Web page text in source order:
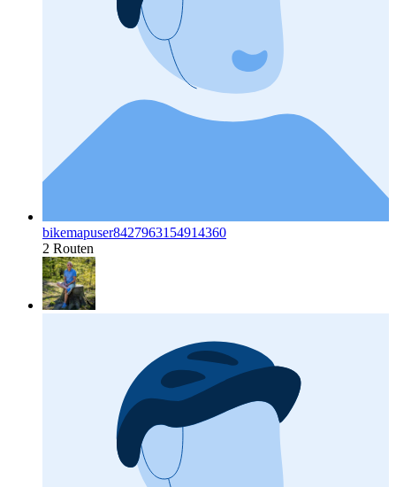
bikemapuser8427963154914360
2 Routen